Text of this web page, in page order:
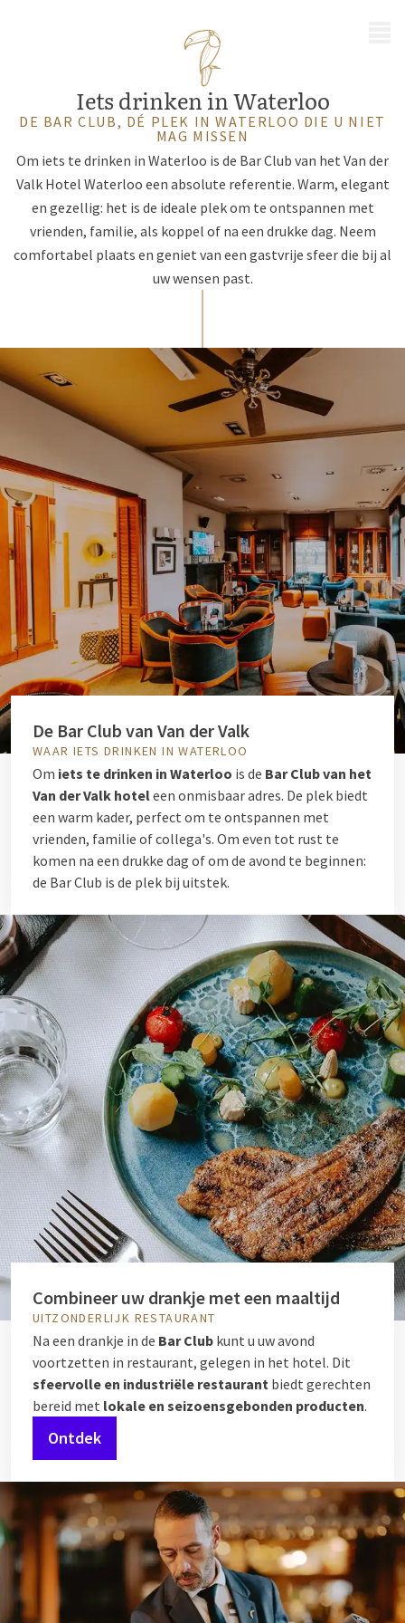
Iets drinken in Waterloo
DE BAR CLUB, DÉ PLEK IN WATERLOO DIE U NIET
MAG MISSEN
Om iets te drinken in Waterloo is de Bar Club van het Van der
Valk Hotel Waterloo een absolute referentie. Warm, elegant
en gezellig: het is de ideale plek om te ontspannen met
vrienden, familie, als koppel of na een drukke dag. Neem
comfortabel plaats en geniet van een gastvrije sfeer die bij al
uw wensen past.
De Bar Club van Van der Valk
WAAR IETS DRINKEN IN WATERLOO
Om iets te drinken in Waterloo is de Bar Club van het
Van der Valk hoteleen onmisbaar adres. De plek biedt
een warm kader, perfect om te ontspannen met
vrienden, familie of collega's. Om even tot rust te
komen na een drukke dag of om de avond te beginnen:
de Bar Club is de plek bij uitstek.
Combineer uw drankje met een maaltijd
UITZONDERLIJK RESTAURANT
Na een drankje in de Bar Club kunt u uw avond
voortzetten in restaurant, gelegen in het hotel. Dit
sfeervolle en industriële restaurant biedt gerechten
bereid met lokale en seizoensgebonden producten.
Ontdek